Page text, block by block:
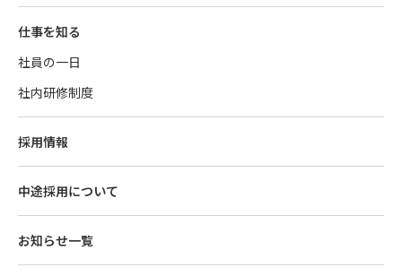
仕事を知る
社員の一日
社内研修制度
採用情報
中途採用について
お知らせ一覧